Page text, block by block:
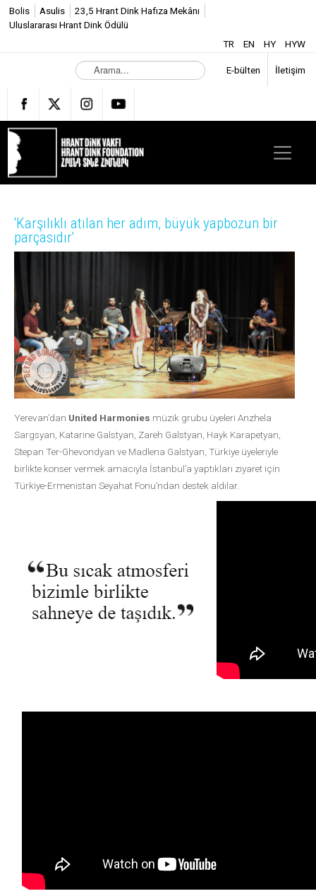
Bolis Asulis
23,5 Hrant Dink Hafıza Mekânı
Uluslararası Hrant Dink Ödülü
TR
EN HY HYW
A
r
m
a
.
.
E-bülten İletişim
'Karşılıklı atılan her adım, büyük yapbozun bir
parçasıdır'
Yerevan’dan United Harmonies müzik grubu üyeleri Anzhela
Sargsyan, Katarine Galstyan, Zareh Galstyan, Hayk Karapetyan,
Stepan Ter-Ghevondyan ve Madlena Galstyan, Türkiye üyeleriyle
birlikte konser vermek amacıyla İstanbul’a yaptıkları ziyaret için
Türkiye-Ermenistan Seyahat Fonu’ndan destek aldılar.